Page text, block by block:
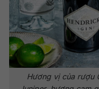
Hương vị của rượu